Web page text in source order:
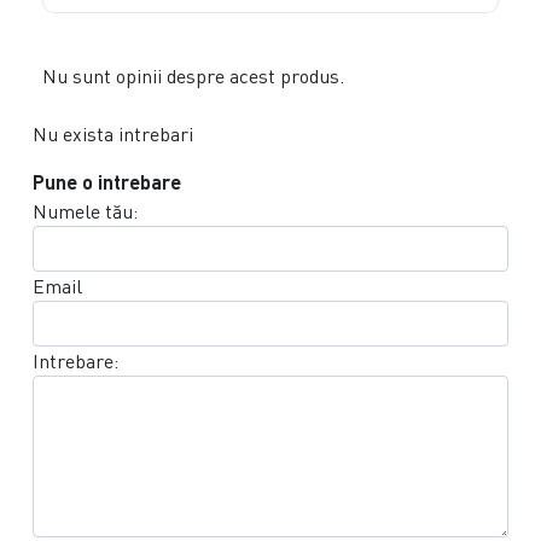
Nu sunt opinii despre acest produs.
Nu exista intrebari
Pune o intrebare
Numele tău:
Email
Intrebare: